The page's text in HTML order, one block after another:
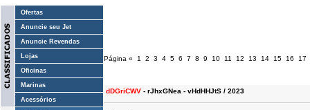
Ofertas
Anuncie seu Jet
Anuncie Revendas
Lojas
Oficinas
Marinas
Acessórios
Página « 1 2 3 4 5 6 7 8 9 10 11 12 13 14 15 16 17
dDGriCWV - rJhxGNea - vHdHHJtS / 2023